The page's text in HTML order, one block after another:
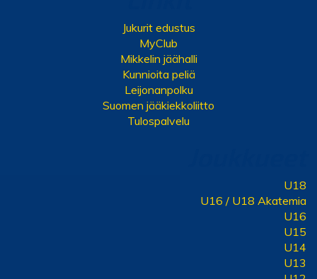
Jukurit edustus
MyClub
Mikkelin jäähalli
Kunnioita peliä
Leijonanpolku
Suomen jääkiekkoliitto
Tulospalvelu
U18
U16 / U18 Akatemia
U16
U15
U14
U13